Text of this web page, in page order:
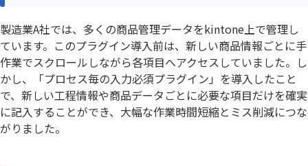
製造業A社では、多くの商品管理データをkintone上で管理し
ています。このプラグイン導入前は、新しい商品情報ごとに手
作業でスクロールしながら各項目へアクセスしていました。し
かし、「プロセス毎の入力必須プラグイン」を導入したこと
で、新しい工程情報や商品データごとに必要な項目だけを確実
に記入することができ、大幅な作業時間短縮とミス削減につな
がりました。